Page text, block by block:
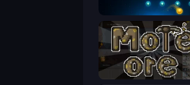
Plinko Idle
More Ore